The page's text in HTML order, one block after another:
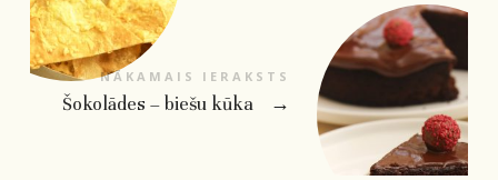
NĀKAMAIS IERAKSTS
Šokolādes – biešu kūka →